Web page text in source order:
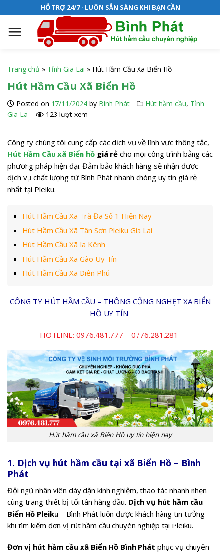
k
HỖ TRỢ 24/7 - LUÔN SẴN SÀNG KHI BẠN CẦN
Trang chủ » Tỉnh Gia Lai » Hút Hầm Cầu Xã Biển Hồ
Hút Hầm Cầu Xã Biển Hồ
Posted on 17/11/2024 by Bình Phát Hút hầm cầu, Tỉnh
Gia Lai
123 lượt xem
Công ty chúng tôi cung cấp các dịch vụ về lĩnh vực thông tắc,
Hút Hầm Cầu xã Biển hồ giá rẻ cho mọi công trình bằng các
phương pháp hiện đại. Đảm bảo khách hàng sẽ nhận được
dịch vụ chất lượng từ Bình Phát nhanh chóng uy tín giá rẻ
nhất tại Pleiku.
Hút Hầm Cầu Xã Trà Đa Số 1 Hiện Nay
Hút Hầm Cầu Xã Tân Sơn Pleiku Gia Lai
Hút Hầm Cầu Xã Ia Kênh
Hút Hầm Cầu Xã Gào Uy Tín
Hút Hầm Cầu Xã Diên Phú
CÔNG TY HÚT HẦM CẦU – THÔNG CỐNG NGHẸT XÃ BIỂN
HỒ UY TÍN
HOTLINE: 0976.481.777 – 0776.281.281
Hút hầm cầu xã Biển Hồ uy tín hiện nay
1. Dịch vụ hút hầm cầu tại xã Biển Hồ – Bình
Phát
Đội ngũ nhân viên dày dặn kinh nghiệm, thao tác nhanh nhẹn
cùng trang thiết bị tối tân hàng đầu. Dịch vụ hút hầm cầu
Biển Hồ Pleiku – Bình Phát luôn được khách hàng tin tưởng
khi tìm kiếm đơn vị rút hầm cầu chuyên nghiệp tại Pleiku.
Đơn vị hút hầm cầu xã Biển Hồ Bình Phát phục vụ chuyên